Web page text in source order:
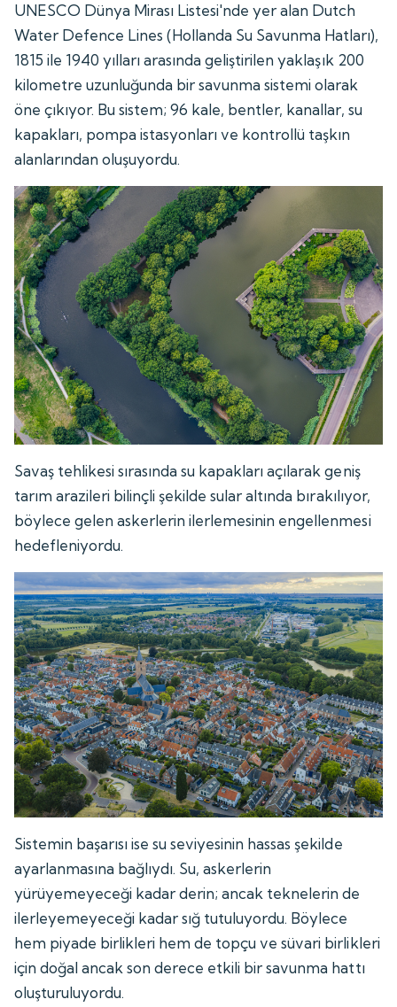
UNESCO Dünya Mirası Listesi'nde yer alan Dutch
Water Defence Lines (Hollanda Su Savunma Hatları),
1815 ile 1940 yılları arasında geliştirilen yaklaşık 200
kilometre uzunluğunda bir savunma sistemi olarak
öne çıkıyor. Bu sistem; 96 kale, bentler, kanallar, su
kapakları, pompa istasyonları ve kontrollü taşkın
alanlarından oluşuyordu.
Savaş tehlikesi sırasında su kapakları açılarak geniş
tarım arazileri bilinçli şekilde sular altında bırakılıyor,
böylece gelen askerlerin ilerlemesinin engellenmesi
hedefleniyordu.
Sistemin başarısı ise su seviyesinin hassas şekilde
ayarlanmasına bağlıydı. Su, askerlerin
yürüyemeyeceği kadar derin; ancak teknelerin de
ilerleyemeyeceği kadar sığ tutuluyordu. Böylece
hem piyade birlikleri hem de topçu ve süvari birlikleri
için doğal ancak son derece etkili bir savunma hattı
oluşturuluyordu.